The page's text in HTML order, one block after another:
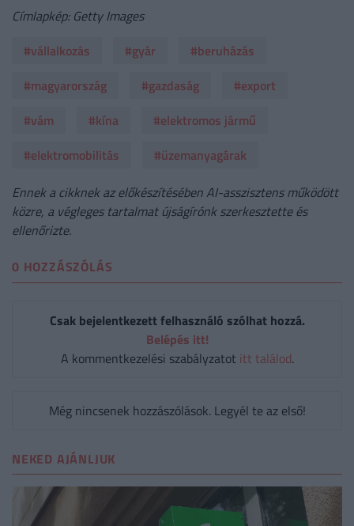
Címlapkép: Getty Images
#vállalkozás
#gyár
#beruházás
#magyarország
#gazdaság
#export
#vám
#kína
#elektromos jármű
#elektromobilitás
#üzemanyagárak
Ennek a cikknek az előkészítésében AI-asszisztens működött
közre, a végleges tartalmat újságírónk szerkesztette és
ellenőrizte.
0 HOZZÁSZÓLÁS
Csak bejelentkezett felhasználó szólhat hozzá.
Belépés itt!
A kommentkezelési szabályzatot itt találod.
Még nincsenek hozzászólások. Legyél te az első!
NEKED AJÁNLJUK